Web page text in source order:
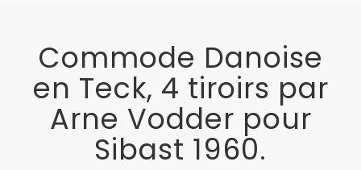
Commode Danoise
en Teck, 4 tiroirs par
Arne Vodder pour
Sibast 1960.